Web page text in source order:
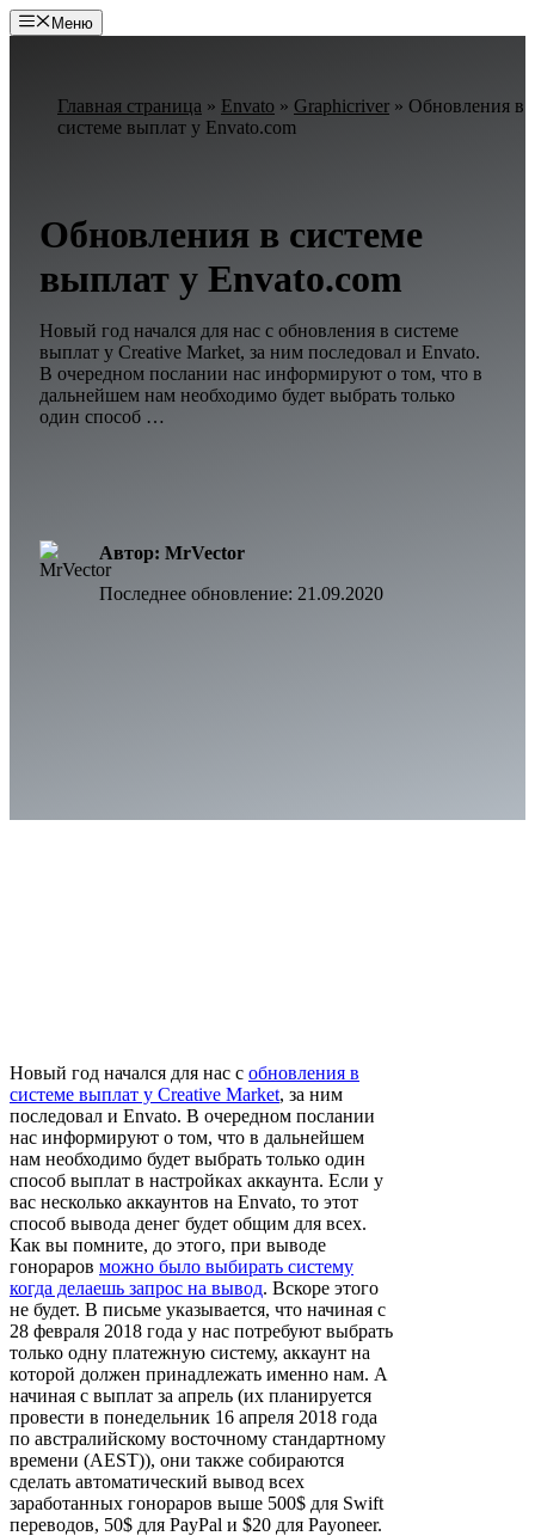
Перейти
к
Меню
Главная страница » Envato » Graphicriver » Обновления в
системе выплат у Envato.com
Обновления в системе
выплат у Envato.com
Новый год начался для нас с обновления в системе
выплат у Creative Market, за ним последовал и Envato.
В очередном послании нас информируют о том, что в
дальнейшем нам необходимо будет выбрать только
один способ …
Автор: MrVector
Последнее обновление: 21.09.2020
Новый год начался для нас с обновления в
системе выплат у Creative Market, за ним
последовал и Envato. В очередном послании
нас информируют о том, что в дальнейшем
нам необходимо будет выбрать только один
способ выплат в настройках аккаунта. Если у
вас несколько аккаунтов на Envato, то этот
способ вывода денег будет общим для всех.
Как вы помните, до этого, при выводе
гонораров можно было выбирать систему
когда делаешь запрос на вывод. Вскоре этого
не будет. В письме указывается, что начиная с
28 февраля 2018 года у нас потребуют выбрать
только одну платежную систему, аккаунт на
которой должен принадлежать именно нам. А
начиная с выплат за апрель (их планируется
провести в понедельник 16 апреля 2018 года
по австралийскому восточному стандартному
времени (AEST)), они также собираются
сделать автоматический вывод всех
заработанных гонораров выше 500$ для Swift
переводов, 50$ для PayPal и $20 для Payoneer.